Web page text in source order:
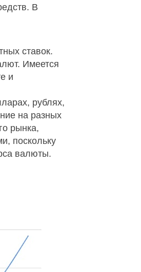
В
ставок.
Имеется
и
рублях,
на разных
рынка,
поскольку
валюты.